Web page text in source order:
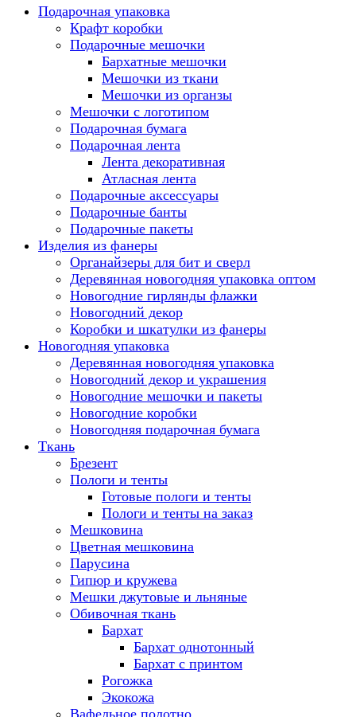
Подарочная упаковка
Крафт коробки
Подарочные мешочки
Бархатные мешочки
Мешочки из ткани
Мешочки из органзы
Мешочки с логотипом
Подарочная бумага
Подарочная лента
Лента декоративная
Атласная лента
Подарочные аксессуары
Подарочные банты
Подарочные пакеты
Изделия из фанеры
Органайзеры для бит и сверл
Деревянная новогодняя упаковка оптом
Новогодние гирлянды флажки
Новогодний декор
Коробки и шкатулки из фанеры
Новогодняя упаковка
Деревянная новогодняя упаковка
Новогодний декор и украшения
Новогодние мешочки и пакеты
Новогодние коробки
Новогодняя подарочная бумага
Ткань
Брезент
Пологи и тенты
Готовые пологи и тенты
Пологи и тенты на заказ
Мешковина
Цветная мешковина
Парусина
Гипюр и кружева
Мешки джутовые и льняные
Обивочная ткань
Бархат
Бархат однотонный
Бархат с принтом
Рогожка
Экокожа
Вафельное полотно